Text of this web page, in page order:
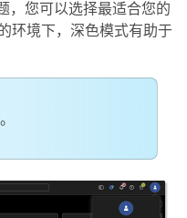
，您可以选择最适合您的
环境下，深色模式有助于